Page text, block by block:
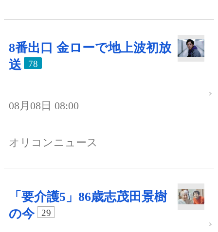
8番出口 金ローで地上波初放
送
78
08月08日 08:00
オリコンニュース
「要介護5」86歳志茂田景樹
の今
29